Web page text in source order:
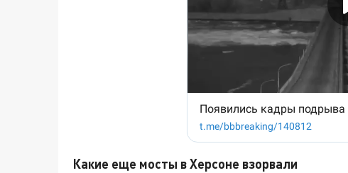
Какие еще мосты в Херсоне взорвали